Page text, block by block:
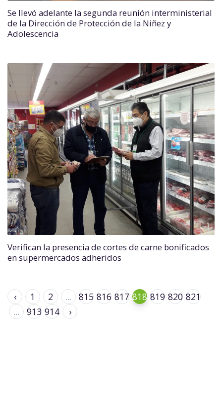
Se llevó adelante la segunda reunión interministerial
de la Dirección de Protección de la Niñez y
Adolescencia
Verifican la presencia de cortes de carne bonificados
en supermercados adheridos
‹ 1 2 ... 815 816 817 818 819 820 821
...
913 914 ›